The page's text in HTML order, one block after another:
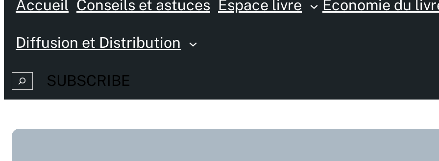
Accueil Conseils et astuces Espace livre Économie du
Diffusion et Distribution
SearchSUBSCRIBE